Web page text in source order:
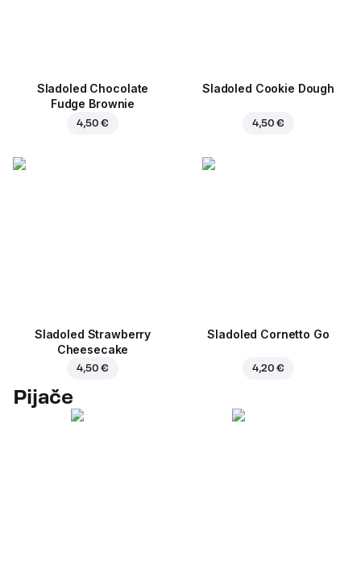
Sladoled Chocolate
Fudge Brownie
4,50 €
Sladoled Cookie Dough
4,50 €
Sladoled Strawberry
Cheesecake
4,50 €
Sladoled Cornetto Go
4,20 €
Pijače